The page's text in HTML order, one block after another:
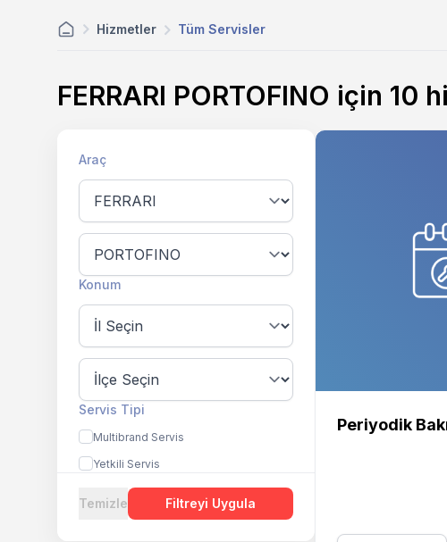
Hizmetler Tüm Servisler
FERRARI PORTOFINO için 10
Araç
Konum
Servis Tipi
Multibrand Servis
Yetkili Servis
Temizle Filtreyi Uygula
Periyodik